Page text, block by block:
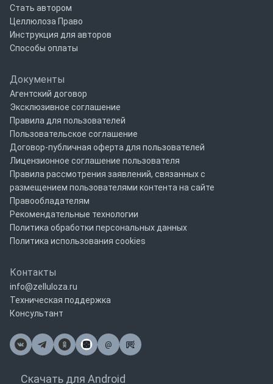
Стать автором
Целлюлоза Право
Инструкция для авторов
Способы оплаты
Документы
Агентский договор
Эксклюзивное соглашение
Правила для пользователей
Пользовательское соглашение
Договор-публичная оферта для пользователей
Лицензионное соглашение пользователя
Правила рассмотрения заявлений, связанных с
размещением пользователями контента на сайте
Правообладателям
Рекомендательные технологии
Политика обработки персональных данных
Политика использования cookies
Контакты
info@zelluloza.ru
Техническая поддержка
Консультант
@
Почта
Скачать для Android